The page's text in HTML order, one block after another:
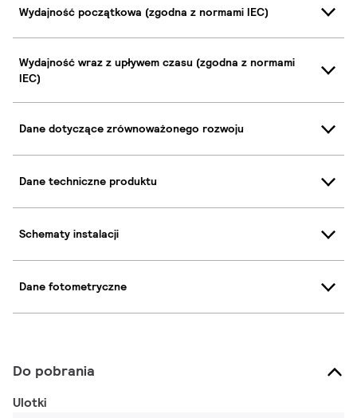
Wydajność początkowa (zgodna z normami IEC)
Wydajność wraz z upływem czasu (zgodna z normami
IEC)
Dane dotyczące zrównoważonego rozwoju
Dane techniczne produktu
Schematy instalacji
Dane fotometryczne
Do pobrania
Ulotki